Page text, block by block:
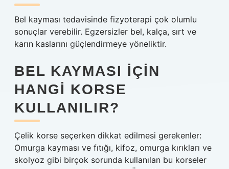
Bel kayması tedavisinde fizyoterapi çok olumlu
sonuçlar verebilir. Egzersizler bel, kalça, sırt ve
karın kaslarını güçlendirmeye yöneliktir.
BEL KAYMASI IÇIN
HANGI KORSE
KULLANILIR?
Çelik korse seçerken dikkat edilmesi gerekenler:
Omurga kayması ve fıtığı, kifoz, omurga kırıkları ve
skolyoz gibi birçok sorunda kullanılan bu korseler